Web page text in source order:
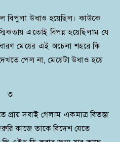
বিপুলা উধাও হয়েছিল। কাউকে
এতোই বিপন্ন হয়েছিলাম যে
মেয়ের এই অচেনা শহরে কি
পেল না, মেয়েটা উধাও হয়ে
৩
প্রায় সবাই গেলাম একমাত্র বিতস্তা
কাজে তাকে বিদেশ যেতে